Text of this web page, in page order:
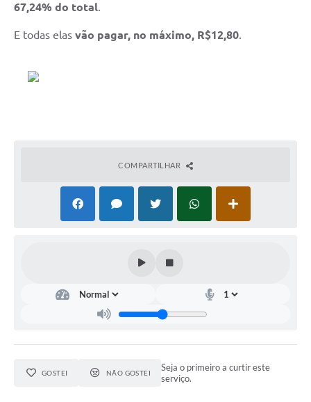
67,24% do total.
E todas elas vão pagar, no máximo, R$12,80.
COMPARTILHAR
GOSTEI NÃO GOSTEI
Seja o primeiro a curtir este
serviço.